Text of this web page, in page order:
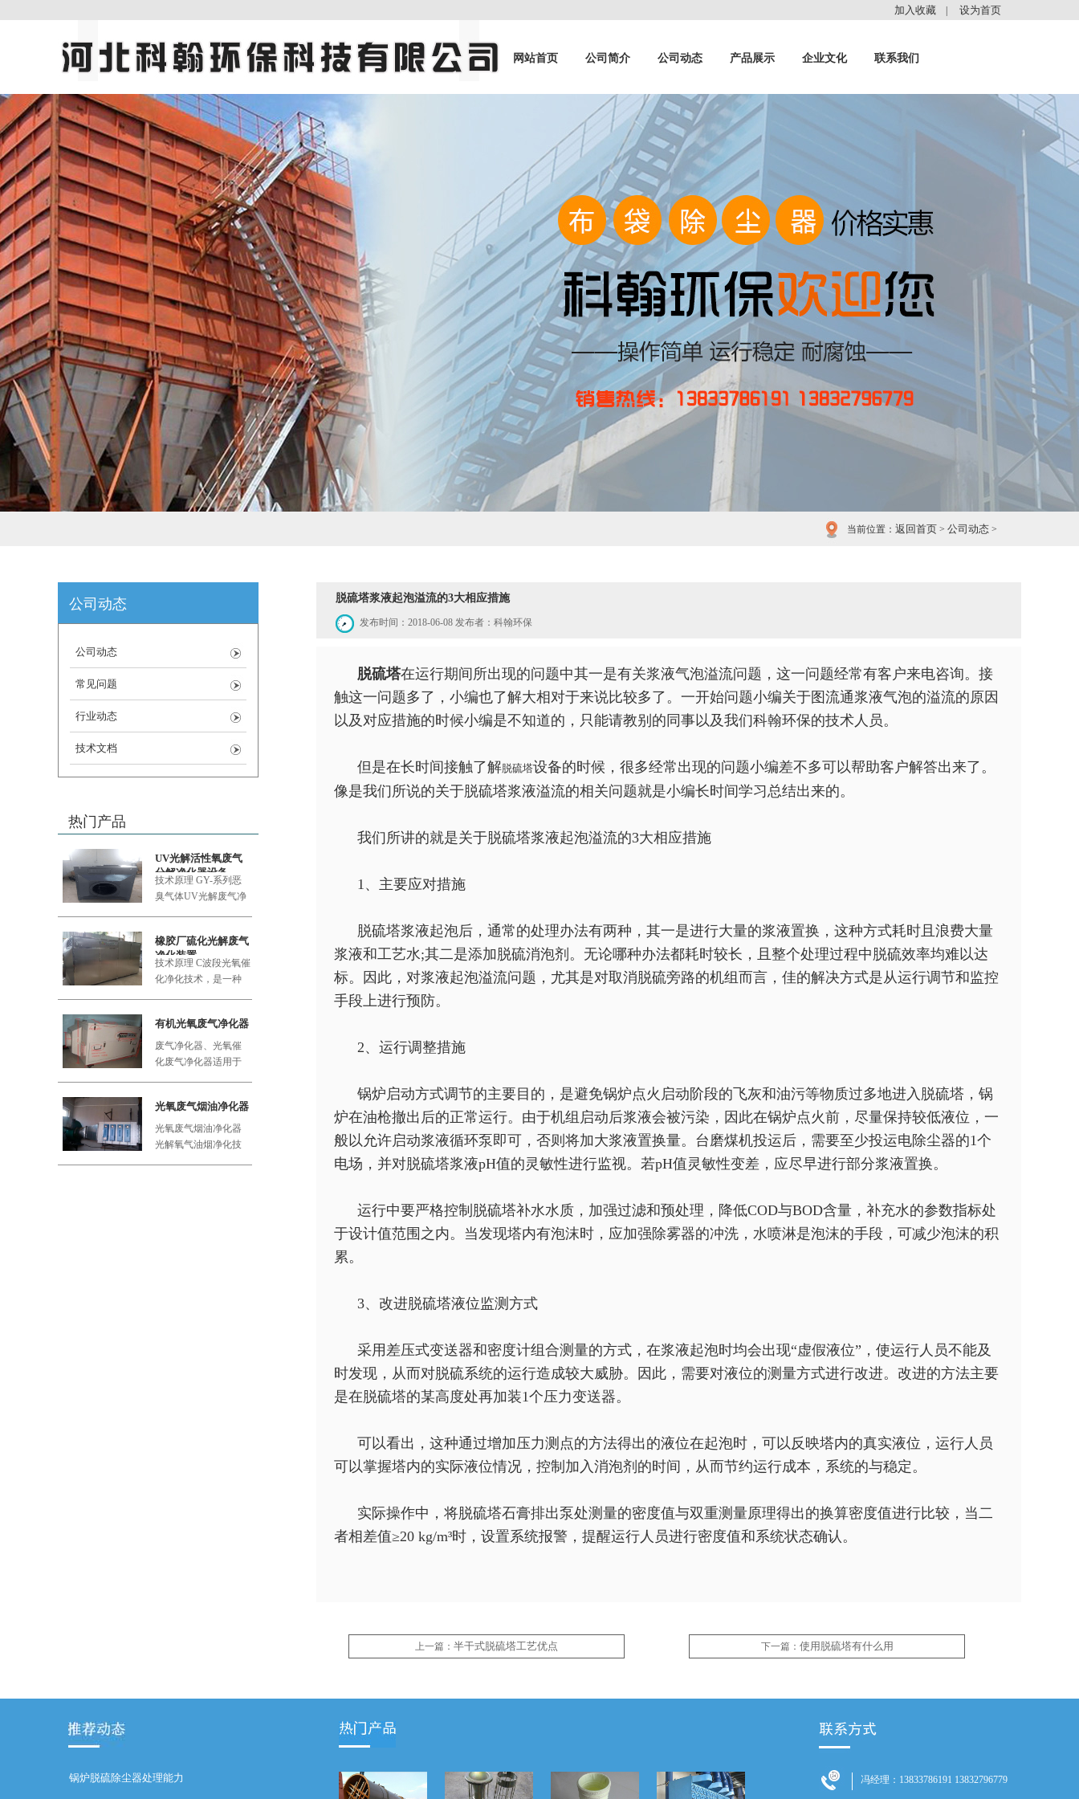
加入收藏 设为首页
网站首页 公司简介 公司动态 产品展示 企业文化 联系我们
当前位置： 返回首页 > 公司动态 >
公司动态
公司动态
常见问题
行业动态
技术文档
热门产品
UV光解活性氧废气
分解净化器设备
技术原理 GY-系列恶
臭气体UV光解废气净
橡胶厂硫化光解废气
净化装置
技术原理 C波段光氧催
化净化技术，是一种
有机光氧废气净化器
废气净化器、光氧催
化废气净化器适用于
光氧废气烟油净化器
光氧废气烟油净化器
光解氧气油烟净化技
脱硫塔浆液起泡溢流的3大相应措施
发布时间：2018-06-08 发布者：科翰环保
脱硫塔在运行期间所出现的问题中其一是有关浆液气泡溢流问题，这一问题经常有客户来电咨询。接
触这一问题多了，小编也了解大相对于来说比较多了。一开始问题小编关于图流通浆液气泡的溢流的原因
以及对应措施的时候小编是不知道的，只能请教别的同事以及我们科翰环保的技术人员。
但是在长时间接触了解脱硫塔设备的时候，很多经常出现的问题小编差不多可以帮助客户解答出来了。
像是我们所说的关于脱硫塔浆液溢流的相关问题就是小编长时间学习总结出来的。
我们所讲的就是关于脱硫塔浆液起泡溢流的3大相应措施
1、主要应对措施
脱硫塔浆液起泡后，通常的处理办法有两种，其一是进行大量的浆液置换，这种方式耗时且浪费大量
浆液和工艺水;其二是添加脱硫消泡剂。无论哪种办法都耗时较长，且整个处理过程中脱硫效率均难以达
标。因此，对浆液起泡溢流问题，尤其是对取消脱硫旁路的机组而言， 佳的解决方式是从运行调节和监控
手段上进行预防。
2、运行调整措施
锅炉启动方式调节的主要目的，是避免锅炉点火启动阶段的飞灰和油污等物质过多地进入脱硫塔，锅
炉在油枪撤出后的正常运行。由于机组启动后浆液会被污染，因此在锅炉点火前，尽量保持较低液位，一
般以允许启动浆液循环泵即可，否则将加大浆液置换量。 台磨煤机投运后，需要至少投运电除尘器的1个
电场，并对脱硫塔浆液pH值的灵敏性进行监视。若pH值灵敏性变差，应尽早进行部分浆液置换。
运行中要严格控制脱硫塔补水水质，加强过滤和预处理，降低COD与BOD含量，补充水的参数指标处
于设计值范围之内。当发现塔内有泡沫时，应加强除雾器的冲洗，水喷淋是泡沫的手段，可减少泡沫的积
累。
3、改进脱硫塔液位监测方式
采用差压式变送器和密度计组合测量的方式，在浆液起泡时均会出现“虚假液位”，使运行人员不能及
时发现，从而对脱硫系统的运行造成较大威胁。因此，需要对液位的测量方式进行改进。改进的方法主要
是在脱硫塔的某高度处再加装1个压力变送器。
可以看出，这种通过增加压力测点的方法得出的液位在起泡时，可以反映塔内的真实液位，运行人员
可以掌握塔内的实际液位情况，控制加入消泡剂的时间，从而节约运行成本，系统的与稳定。
实际操作中，将脱硫塔石膏排出泵处测量的密度值与双重测量原理得出的换算密度值进行比较，当二
者相差值≥20 kg/m³时，设置系统报警，提醒运行人员进行密度值和系统状态确认。
上一篇： 半干式脱硫塔工艺优点 下一篇： 使用脱硫塔有什么用
锅炉脱硫除尘器处理能力 冯经理：13833786191 13832796779